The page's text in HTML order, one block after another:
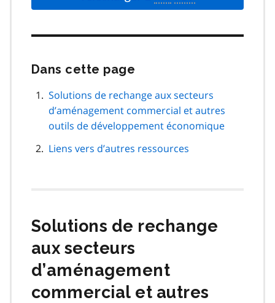
Dans cette page
navigation
de
page
Solutions de rechange aux secteurs
d’aménagement commercial et autres
outils de développement économique
Liens vers d’autres ressources
Solutions de rechange
aux secteurs
d’aménagement
commercial et autres